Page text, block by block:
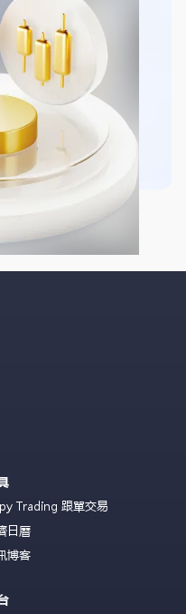
Trading 跟單交易
日曆
博客